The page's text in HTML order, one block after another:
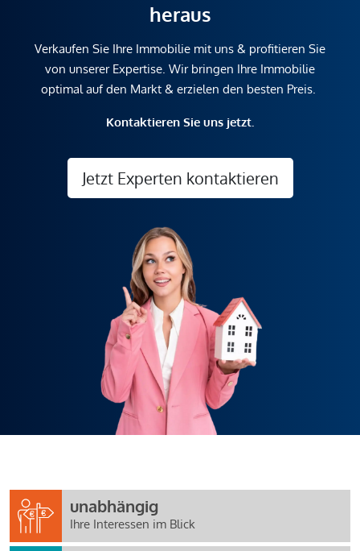
unverbindliche Vorabinformationen sind und daher ohne
heraus
Verkaufen Sie Ihre Immobilie mit uns & profitieren Sie
von unserer Expertise. Wir bringen Ihre Immobilie
optimal auf den Markt & erzielen den besten Preis.
Kontaktieren Sie uns jetzt.
Jetzt Experten kontaktieren
unabhängig
Ihre Interessen im Blick